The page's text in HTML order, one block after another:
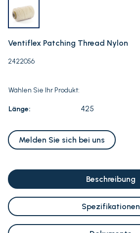
Ventiflex Patching Thread Nylon
2422056
Wählen Sie Ihr Produkt:
Länge: 425
Melden Sie sich bei uns
Beschreibung
Spezifikationen